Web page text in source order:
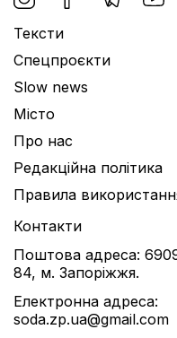
Тексти
Спецпроєкти
Slow news
Місто
Про нас
Редакційна політика
Правила
Контакти
Поштова адреса:
84, м. Запоріжжя.
Електронна адреса:
soda.zp.ua@gmail.com